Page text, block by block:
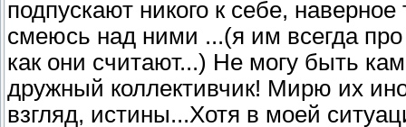
подпускают никого к себе,
смеюсь над ними ...(я им всегда
как они считают...) Не могу быть
дружный коллективчик! Мирю их
взгляд, истины...Хотя в моей